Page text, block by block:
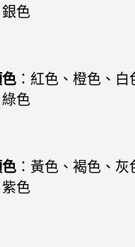
色
：紅色、橙色、白
色
：黃色、褐色、灰
色